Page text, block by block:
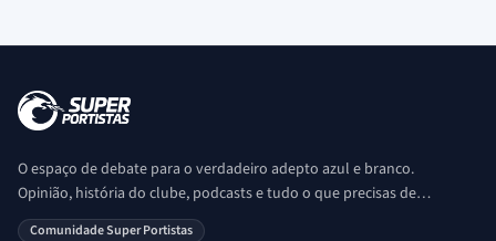
O espaço de debate para o verdadeiro adepto azul e branco.
Opinião, história do clube, podcasts e tudo o que precisas de
saber sobre o universo Porto. Ser Porto é aqui!
Comunidade Super Portistas